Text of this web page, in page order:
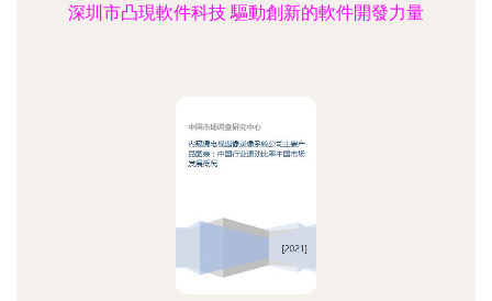
深圳市凸現軟件科技 驅動創新的軟件開發力量